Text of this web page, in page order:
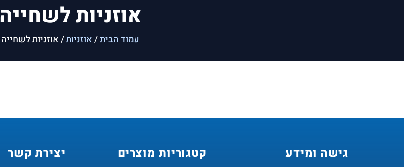
אוזניות לשחייה
עמוד הבית/אוזניות/ אוזניות לשחייה
גישה ומידע קטגוריות מוצרים יצירת קשר